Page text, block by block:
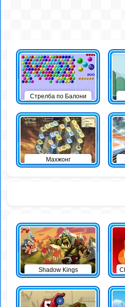
Стрелба по Балони
Махжонг
Shadow Kings